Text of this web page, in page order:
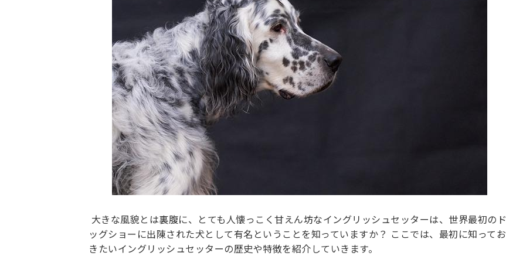
大きな風貌とは裏腹に、とても人懐っこく甘えん坊なイングリッシュセッターは、世界最初のド
ッグショーに出陳された犬として有名ということを知っていますか？ ここでは、最初に知ってお
きたいイングリッシュセッターの歴史や特徴を紹介していきます。